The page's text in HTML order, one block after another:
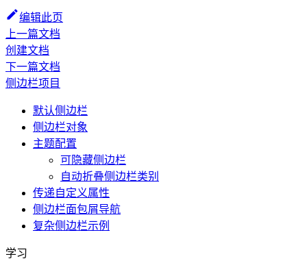
编辑此页
上一篇文档
创建文档
下一篇文档
侧边栏项目
默认侧边栏
侧边栏对象
主题配置
可隐藏侧边栏
自动折叠侧边栏类别
传递自定义属性
侧边栏面包屑导航
复杂侧边栏示例
学习